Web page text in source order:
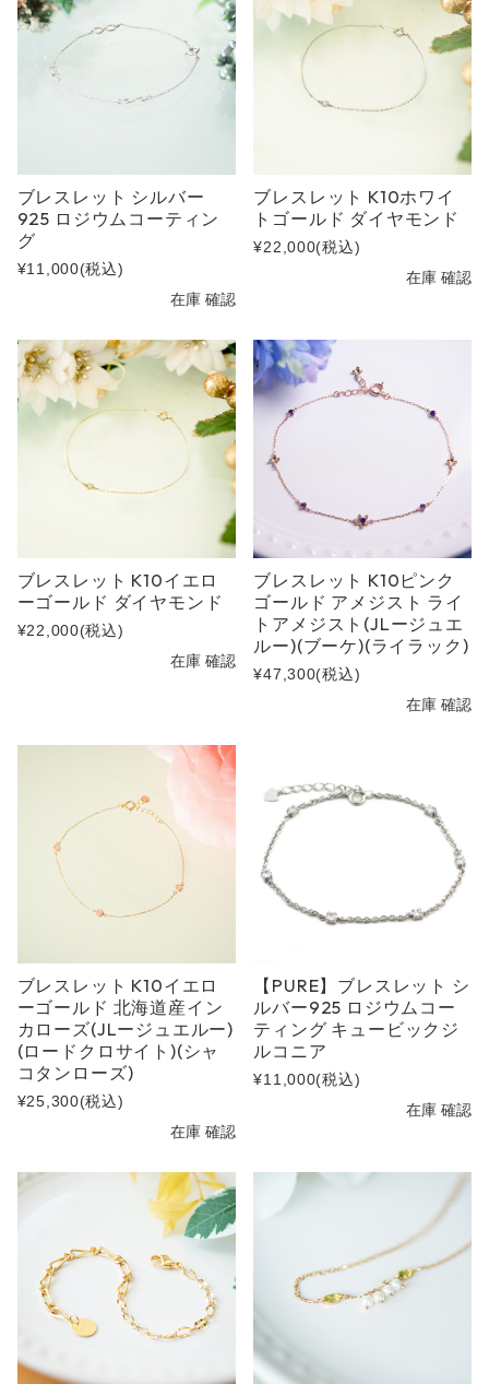
ブレスレット シルバー
925 ロジウムコーティン
グ
¥11,000(税込)
在庫 確認
ブレスレット K10ホワイ
トゴールド ダイヤモンド
¥22,000(税込)
在庫 確認
ブレスレット K10イエロ
ーゴールド ダイヤモンド
¥22,000(税込)
在庫 確認
ブレスレット K10ピンク
ゴールド アメジスト ライ
トアメジスト(JLージュエ
ルー)(ブーケ)(ライラック)
¥47,300(税込)
在庫 確認
ブレスレット K10イエロ
ーゴールド 北海道産イン
カローズ(JLージュエルー)
(ロードクロサイト)(シャ
コタンローズ)
¥25,300(税込)
在庫 確認
【PURE】ブレスレット シ
ルバー925 ロジウムコー
ティング キュービックジ
ルコニア
¥11,000(税込)
在庫 確認